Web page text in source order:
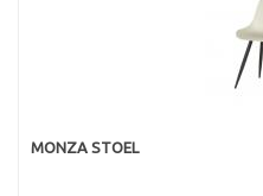
MONZA STOEL